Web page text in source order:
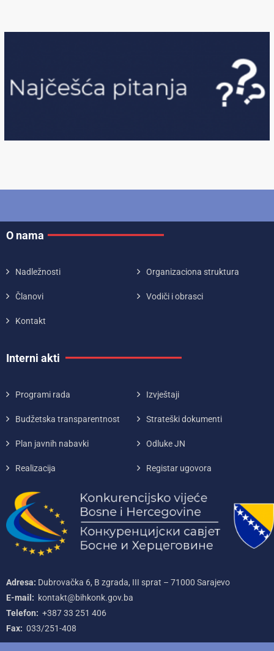
O nama
Nadležnosti Organizaciona struktura
Članovi Vodiči i obrasci
Kontakt
Interni akti
Programi rada Izvještaji
Budžetska transparentnost Strateški dokumenti
Plan javnih nabavki Odluke JN
Realizacija Registar ugovora
Adresa: Dubrovačka 6, B zgrada, III sprat – 71000‌ Sarajevo
E-mail: kontakt@bihkonk.gov.ba
Telefon: +387‌ 33‌ 251‌ 406
Fax: 033/251-408